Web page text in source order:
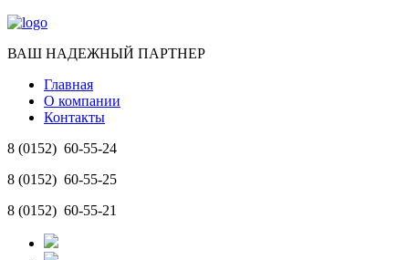
ВАШ НАДЕЖНЫЙ ПАРТНЕР
Главная
О компании
Контакты
8 (0152) 60-55-24
8 (0152) 60-55-25
8 (0152) 60-55-21